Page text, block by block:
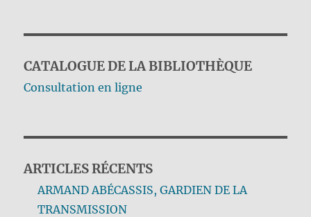
CATALOGUE DE LA BIBLIOTHÈQUE
Consultation en ligne
ARTICLES RÉCENTS
ARMAND ABÉCASSIS, GARDIEN DE LA
TRANSMISSION